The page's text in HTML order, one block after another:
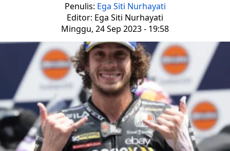
Penulis: Ega Siti Nurhayati
Editor: Ega Siti Nurhayati
Minggu, 24 Sep 2023 - 19:58